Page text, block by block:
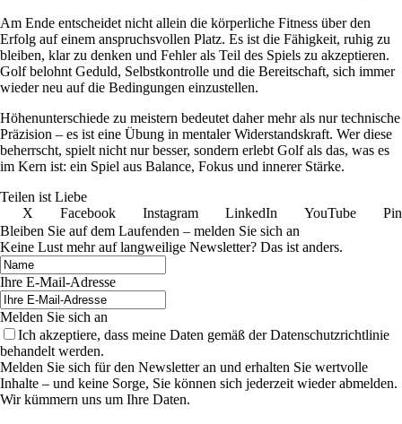
Am Ende entscheidet nicht allein die körperliche Fitness über den
Erfolg auf einem anspruchsvollen Platz. Es ist die Fähigkeit, ruhig zu
bleiben, klar zu denken und Fehler als Teil des Spiels zu akzeptieren.
Golf belohnt Geduld, Selbstkontrolle und die Bereitschaft, sich immer
wieder neu auf die Bedingungen einzustellen.
Höhenunterschiede zu meistern bedeutet daher mehr als nur technische
Präzision – es ist eine Übung in mentaler Widerstandskraft. Wer diese
beherrscht, spielt nicht nur besser, sondern erlebt Golf als das, was es
im Kern ist: ein Spiel aus Balance, Fokus und innerer Stärke.
Teilen ist Liebe
X
Facebook Instagram LinkedIn YouTube
Bleiben Sie auf dem Laufenden – melden Sie sich an
Keine Lust mehr auf langweilige Newsletter? Das ist anders.
Ihre E-Mail-Adresse
Melden Sie sich an
Ich akzeptiere, dass meine Daten gemäß der Datenschutzrichtlinie
behandelt werden.
Melden Sie sich für den Newsletter an und erhalten Sie wertvolle
Inhalte – und keine Sorge, Sie können sich jederzeit wieder abmelden.
Wir kümmern uns um Ihre Daten.